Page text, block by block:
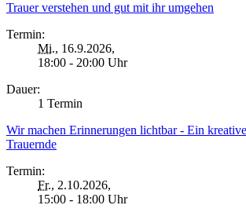
Trauer verstehen und gut mit ihr umgehen
Termin:
Mi., 16.9.2026,
18:00 - 20:00 Uhr
Dauer:
1 Termin
Wir machen Erinnerungen lichtbar - Ein
Trauernde
Termin:
Fr., 2.10.2026,
15:00 - 18:00 Uhr